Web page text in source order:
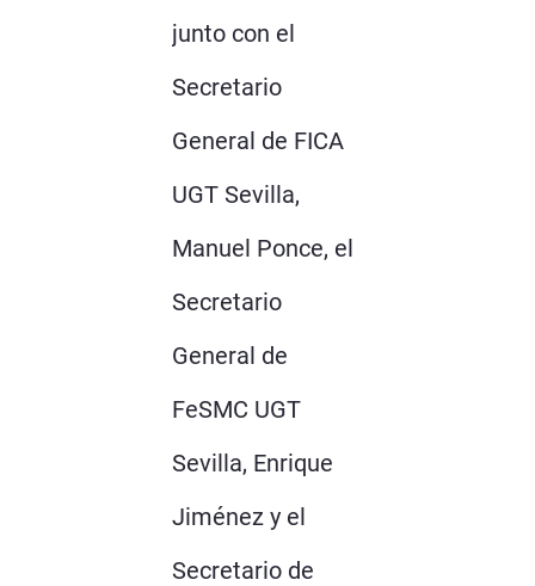
junto con el
Secretario
General de FICA
UGT Sevilla,
Manuel Ponce, el
Secretario
General de
FeSMC UGT
Sevilla, Enrique
Jiménez y el
Secretario de